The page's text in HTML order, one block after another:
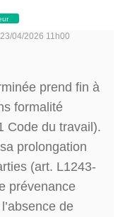
23/04/2026 11h00
prend fin à
formalité
Code du travail).
prolongation
(art. L1243-
prévenance
de